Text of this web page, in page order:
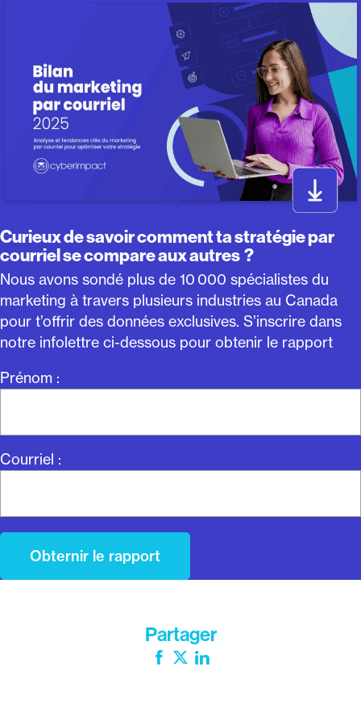
Curieux de savoir comment ta stratégie par
courriel se compare aux autres ?
Nous avons sondé plus de 10 000 spécialistes du
marketing à travers plusieurs industries au Canada
pour t’offrir des données exclusives. S’inscrire dans
notre infolettre ci-dessous pour obtenir le rapport
Prénom :
Courriel :
Partager
Facebook
Twitter